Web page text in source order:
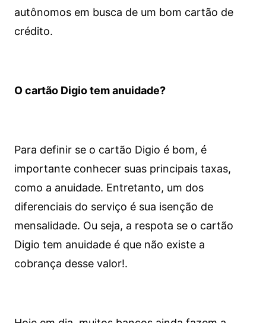
autônomos em busca de um bom cartão de
crédito.
O cartão Digio tem anuidade?
Para definir se o cartão Digio é bom, é
importante conhecer suas principais taxas,
como a anuidade. Entretanto, um dos
diferenciais do serviço é sua isenção de
mensalidade. Ou seja, a respota se o cartão
Digio tem anuidade é que não existe a
cobrança desse valor!.